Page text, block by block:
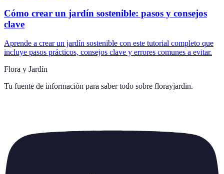
Cómo crear un jardín sostenible: pasos y consejos
clave
Aprende a crear un jardín sostenible con este tutorial completo que
incluye pasos prácticos, consejos clave y errores comunes a evitar.
Flora y Jardín
Tu fuente de información para saber todo sobre florayjardin.